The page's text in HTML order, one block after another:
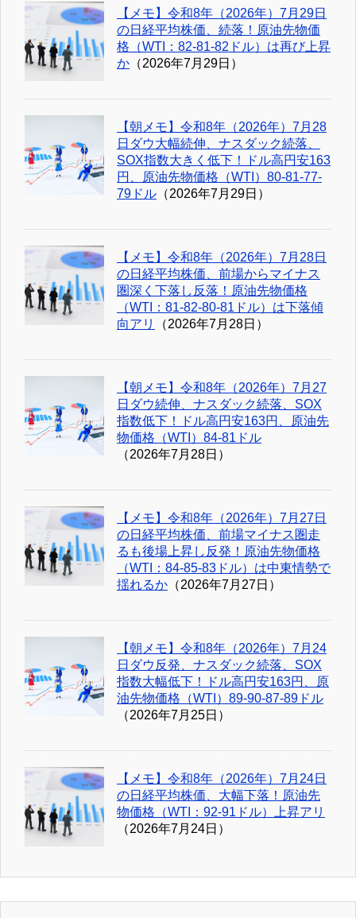
【メモ】令和8年（2026年）7月29日
の日経平均株価、続落！原油先物価
格（WTI：82-81-82ドル）は再び上昇
か （2026年7月29日）
【朝メモ】令和8年（2026年）7月28
日ダウ大幅続伸、ナスダック続落、
SOX指数大きく低下！ドル高円安163
円、原油先物価格（WTI）80-81-77-
79ドル （2026年7月29日）
【メモ】令和8年（2026年）7月28日
の日経平均株価、前場からマイナス
圏深く下落し反落！原油先物価格
（WTI：81-82-80-81ドル）は下落傾
向アリ
（2026年7月28日）
【朝メモ】令和8年（2026年）7月27
日ダウ続伸、ナスダック続落、SOX
指数低下！ドル高円安163円、原油先
物価格（WTI）84-81ドル
（2026年7月28日）
【メモ】令和8年（2026年）7月27日
の日経平均株価、前場マイナス圏走
るも後場上昇し反発！原油先物価格
（WTI：84-85-83ドル）は中東情勢で
揺れるか （2026年7月27日）
【朝メモ】令和8年（2026年）7月24
日ダウ反発、ナスダック続落、SOX
指数大幅低下！ドル高円安163円、原
油先物価格（WTI）89-90-87-89ドル
（2026年7月25日）
【メモ】令和8年（2026年）7月24日
の日経平均株価、大幅下落！原油先
物価格（WTI：92-91ドル）上昇アリ
（2026年7月24日）